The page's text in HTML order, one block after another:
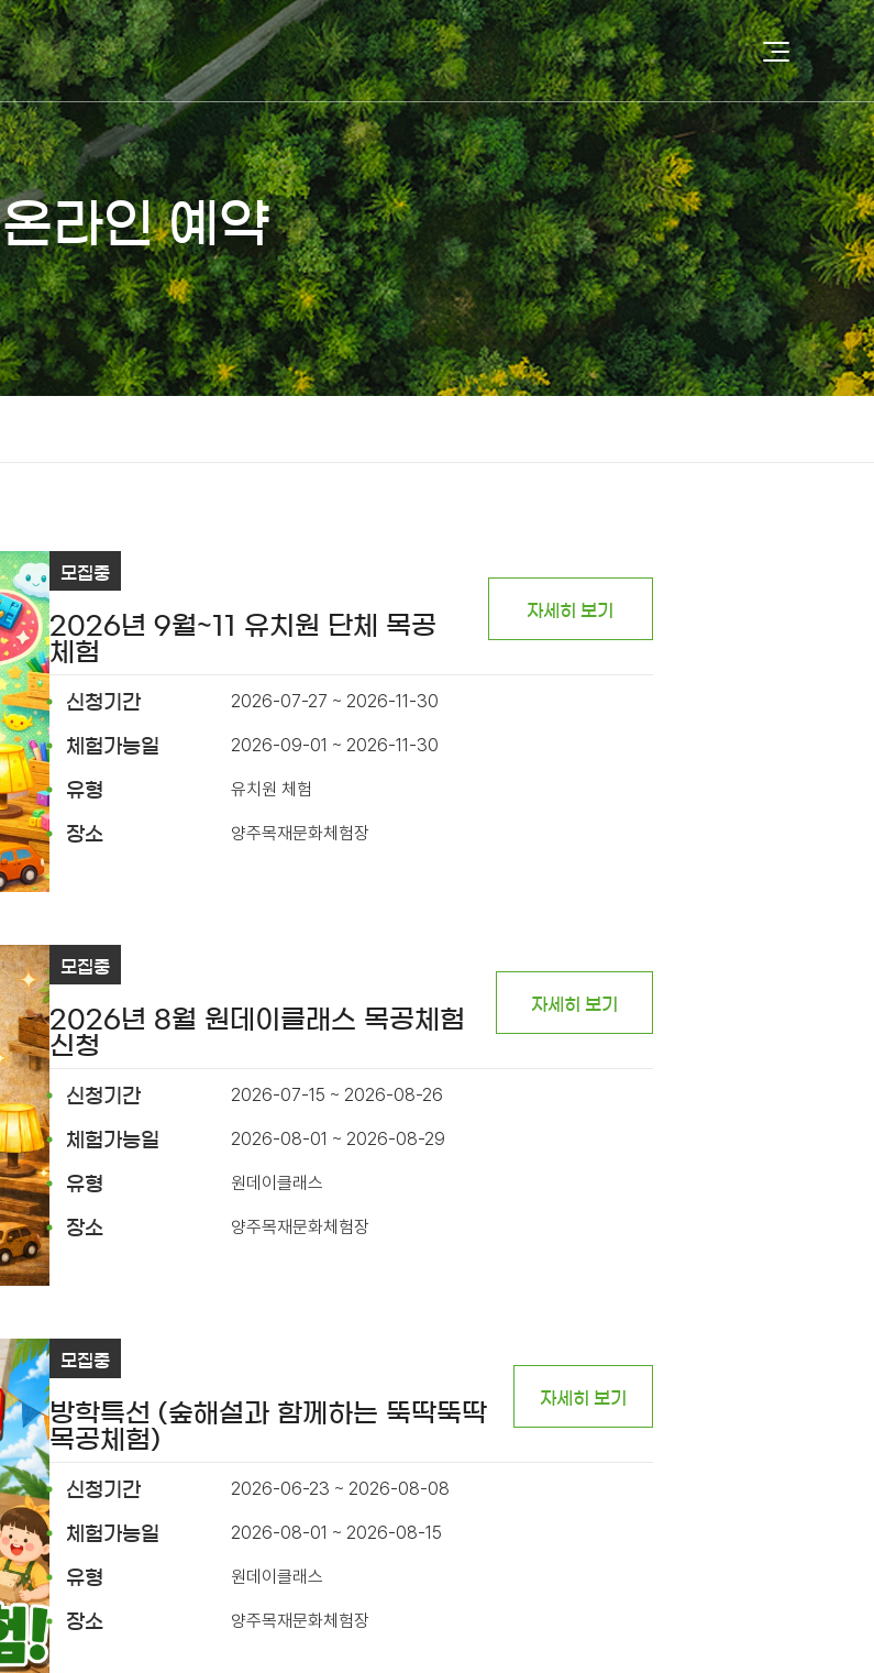
온라인 예약
모집중
2026년 9월~11 유치원 단체 목공
체험
자세히 보기
신청기간 2026-07-27 ~ 2026-11-30
체험가능일 2026-09-01 ~ 2026-11-30
유형 유치원 체험
장소 양주목재문화체험장
모집중
2026년 8월 원데이클래스 목공체험
신청
자세히 보기
신청기간 2026-07-15 ~ 2026-08-26
체험가능일 2026-08-01 ~ 2026-08-29
유형 원데이클래스
장소 양주목재문화체험장
모집중
방학특선 (숲해설과 함께하는 뚝딱뚝딱
목공체험)
자세히 보기
신청기간 2026-06-23 ~ 2026-08-08
체험가능일 2026-08-01 ~ 2026-08-15
유형 원데이클래스
장소 양주목재문화체험장